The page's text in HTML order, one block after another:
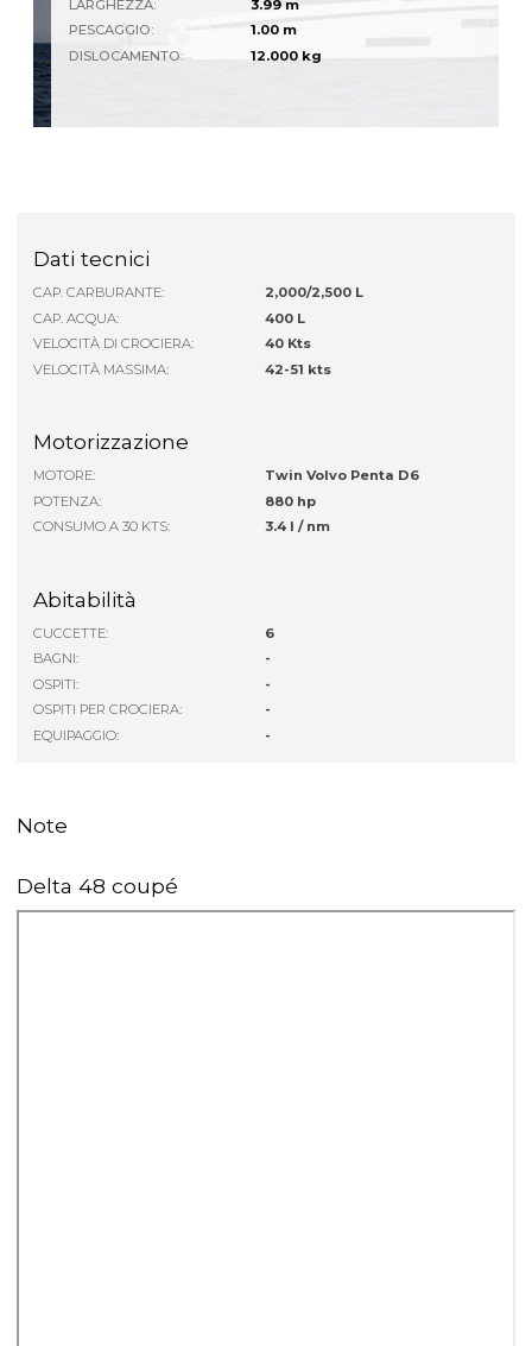
LARGHEZZA:
3.99 m
PESCAGGIO:
1.00 m
DISLOCAMENTO:
12.000 kg
Dati tecnici
CAP. CARBURANTE:
2,000/2,500 L
CAP. ACQUA:
400 L
VELOCITÀ DI CROCIERA:
40 Kts
VELOCITÀ MASSIMA:
42-51 kts
Motorizzazione
MOTORE:
Twin Volvo Penta D6
POTENZA:
880 hp
CONSUMO A 30 KTS:
3.4 l / nm
Abitabilità
CUCCETTE:
6
BAGNI:
-
OSPITI:
-
OSPITI PER CROCIERA:
-
EQUIPAGGIO:
-
Note
Delta 48 coupé